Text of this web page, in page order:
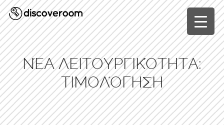
▼
ΝΈΑ ΛΕΙΤΟΥΡΓΙΚΌΤΗΤΑ:
ΤΙΜΟΛΌΓΗΣΗ